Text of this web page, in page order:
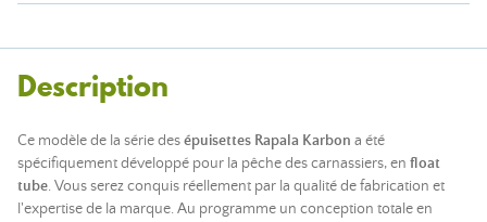
Description
Ce modèle de la série desépuisettes Rapala Karbon a été
spécifiquement développé pour la pêche des carnassiers, en float
tube. Vous serez conquis réellement par la qualité de fabrication et
l'expertise de la marque. Au programme un conception totale en